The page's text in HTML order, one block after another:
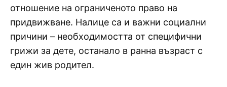
отношение на ограниченото право на
придвижване. Налице са и важни социални
причини – необходимостта от специфични
грижи за дете, останало в ранна възраст с
един жив родител.